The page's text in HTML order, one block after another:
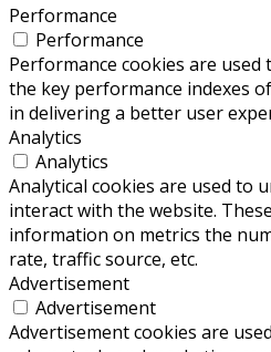
Performance
Performance
Performance cookies are
the key performance indexes
in delivering a better user
Analytics
Analytics
Analytical cookies are used to
interact with the website.
information on metrics the
rate, traffic source, etc.
Advertisement
Advertisement
Advertisement cookies are